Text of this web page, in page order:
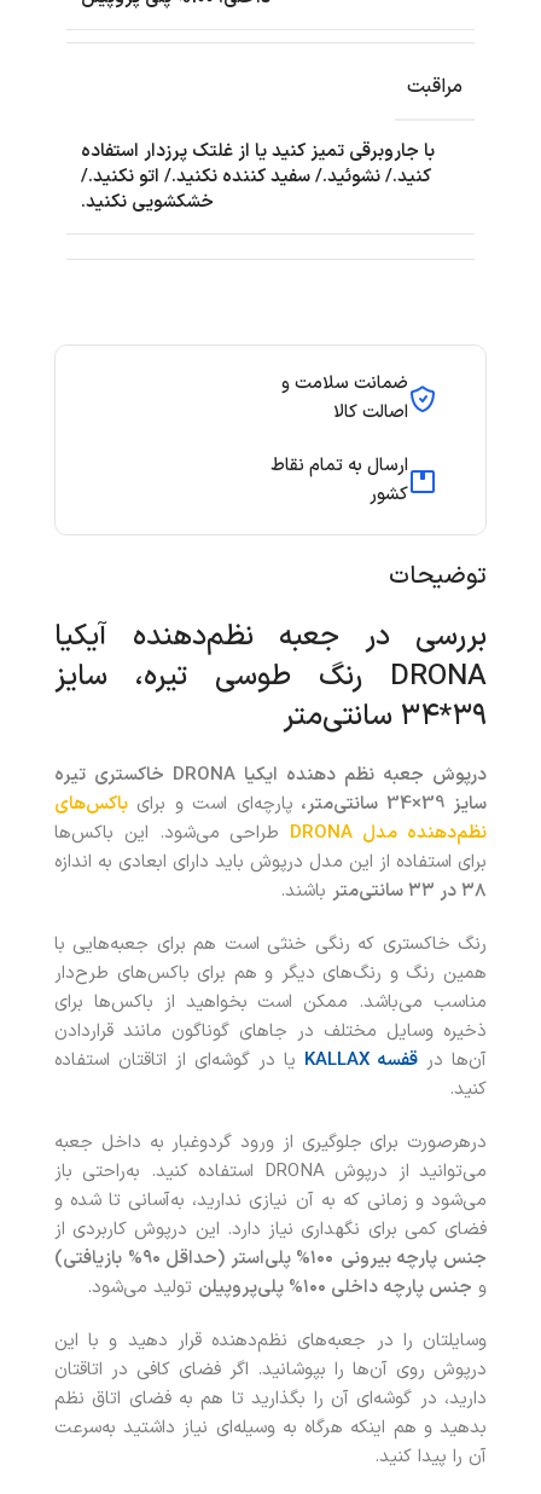
ضمانت سلامت و
اصالت کالا
ارسال به تمام نقاط
کشور
توضیحات
بررسی در جعبه نظم‌‌دهنده آیکیا
DRONA رنگ طوسی تیره، سایز
۳۹*۳۴ سانتی‌متر
درپوش جعبه نظم‌ دهنده ایکیا DRONA خاکستری تیره
سایز 39×34 سانتی‌متر،
پارچه‌ای است و برای باکس‌های
نظم‌دهنده مدل DRONA طراحی می‌شود. این باکس‌ها
برای استفاده از این مدل درپوش باید دارای ابعادی به‌ اندازه
۳۸ در ۳۳ سانتی‌متر
باشند.
رنگ خاکستری که رنگی خنثی است هم برای جعبه‌هایی با
همین رنگ و رنگ‌های دیگر و هم برای باکس‌های طرح‌دار
مناسب می‌باشد. ممکن است بخواهید از باکس‌ها برای
ذخیره وسایل مختلف در جاهای گوناگون مانند قراردادن
آن‌ها در قفسه KALLAX
یا در گوشه‌ای از اتاقتان استفاده
کنید.
درهرصورت برای جلوگیری از ورود گردوغبار به داخل جعبه
می‌توانید از درپوش DRONA استفاده کنید. به‌راحتی باز
می‌شود و زمانی که به آن نیازی ندارید، به‌آسانی تا شده و
فضای کمی برای نگهداری نیاز دارد. این درپوش کاربردی از
جنس پارچه بیرونی ۱۰۰% پلی‌استر (حداقل ۹۰% بازیافتی)
و جنس پارچه داخلی ۱۰۰% پلی‌پروپیلن
تولید می‌شود.
وسایلتان را در جعبه‌های نظم‌دهنده قرار دهید و با این
درپوش روی آن‌ها را بپوشانید. اگر فضای کافی در اتاقتان
دارید، در گوشه‌ای آن را بگذارید تا هم به فضای اتاق نظم
بدهید و هم اینکه هرگاه به ‌وسیله‌ای نیاز داشتید به‌سرعت
آن را پیدا کنید.
مراقبت
با جاروبرقی تمیز کنید یا از غلتک پرزدار استفاده
کنید./ نشوئید./ سفید کننده نکنید./ اتو نکنید./
خشکشویی نکنید.